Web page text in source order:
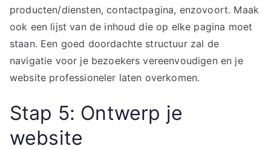
producten/diensten, contactpagina, enzovoort. Maak
ook een lijst van de inhoud die op elke pagina moet
staan. Een goed doordachte structuur zal de
navigatie voor je bezoekers vereenvoudigen en je
website professioneler laten overkomen.
Stap 5: Ontwerp je
website